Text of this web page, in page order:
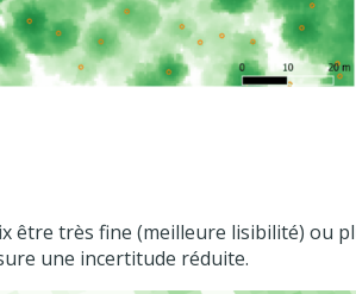
être très fine (meilleure lisibilité) ou
une incertitude réduite.